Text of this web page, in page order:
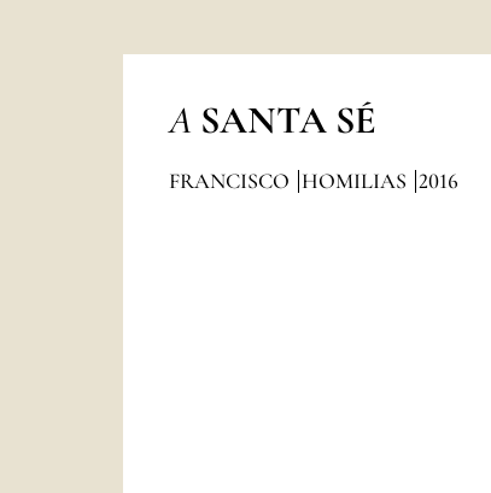
A SANTA SÉ
FRANCISCO HOMILIAS 2016